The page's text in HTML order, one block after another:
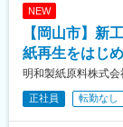
ず、ご希望
（4） 問題
（5） 国内
■特徴と魅力
NEW
【岡山市】新
紙再生をはじ
明和製紙原料株式会
正社員 転勤なし